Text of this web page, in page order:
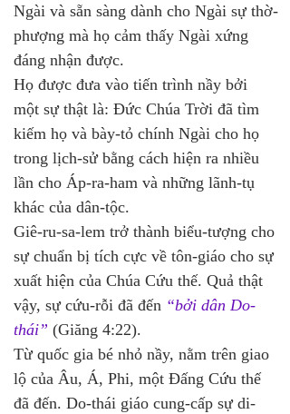
Ngài và sẵn sàng dành cho Ngài sự thờ-
phượng mà họ cảm thấy Ngài xứng
đáng nhận được.
Họ được đưa vào tiến trình nầy bởi
một sự thật là: Đức Chúa Trời đã tìm
kiếm họ và bày-tỏ chính Ngài cho họ
trong lịch-sử bằng cách hiện ra nhiều
lần cho Áp-ra-ham và những lãnh-tụ
khác của dân-tộc.
Giê-ru-sa-lem trở thành biểu-tượng cho
sự chuẩn bị tích cực về tôn-giáo cho sự
xuất hiện của Chúa Cứu thế. Quả thật
vậy, sự cứu-rỗi đã đến “bởi dân Do-
thái” (Giăng 4:22).
Từ quốc gia bé nhỏ nầy, nằm trên giao
lộ của Âu, Á, Phi, một Đấng Cứu thế
đã đến. Do-thái giáo cung-cấp sự di-